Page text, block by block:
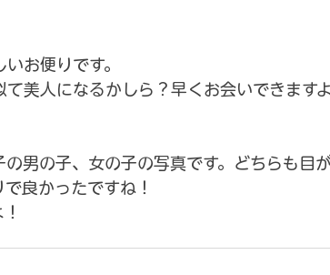
お便りです。
美人になるかしら？早くお会いできますよ
男の子、女の子の写真です。どちらも目
良かったですね！